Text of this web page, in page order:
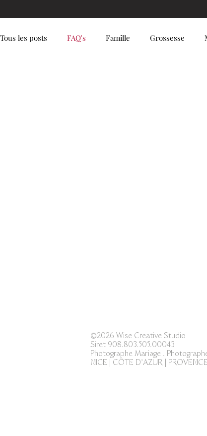
Tous les posts FAQ's Famille Grossesse
©2026 Wise Creative Studio
Siret 908.803.505.00043
Photographe Mariage .
NICE | CÔTE D'AZUR |